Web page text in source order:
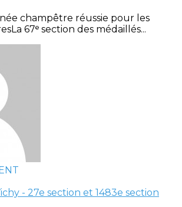
champêtre réussie pour les
67ᵉ section des médaillés...